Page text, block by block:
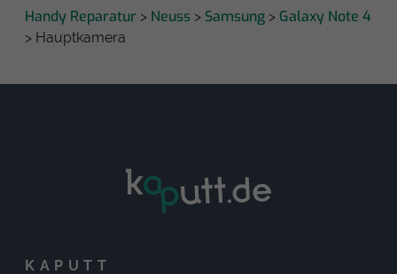
Handy Reparatur > Neuss > Samsung > Galaxy Note 4
> Hauptkamera
KAPUTT